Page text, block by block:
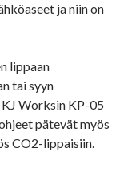
ja niin on
lippaan
tai syyn
Worksin KP-05
pätevät myös
CO2-lippaisiin.